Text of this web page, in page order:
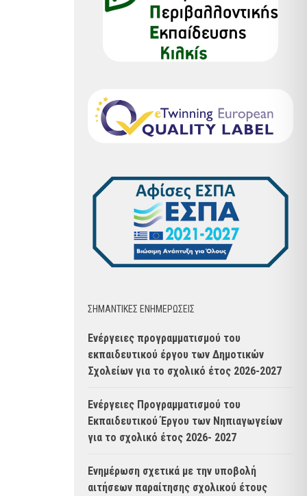
ΣΗΜΑΝΤΙΚΈΣ ΕΝΗΜΈΡΩΣΕΙΣ
Ενέργειες προγραμματισμού του
εκπαιδευτικού έργου των Δημοτικών
Σχολείων για το σχολικό έτος 2026-2027
Ενέργειες Προγραμματισμού του
Εκπαιδευτικού Έργου των Νηπιαγωγείων
για το σχολικό έτος 2026- 2027
Ενημέρωση σχετικά με την υποβολή
αιτήσεων παραίτησης σχολικού έτους